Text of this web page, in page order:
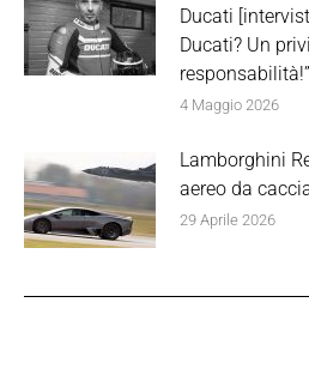
Ducati
Ducati? Un
responsabilità!”
4 Maggio 2026
Lamborghini
aereo da
29 Aprile 2026